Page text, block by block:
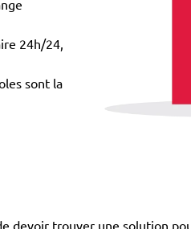
24h/24,
sont la
devoir trouver une solution